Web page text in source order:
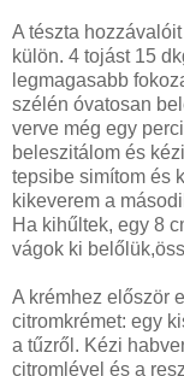
A tészta
külön. 4 tojást 15
legmagasabb
szélén óvatosan
verve még egy
beleszitálom és
tepsibe simítom és
kikeverem a
Ha kihűltek, egy 8
vágok ki
A krémhez először
citromkrémet: egy
a tűzről. Kézi
citromlével és a